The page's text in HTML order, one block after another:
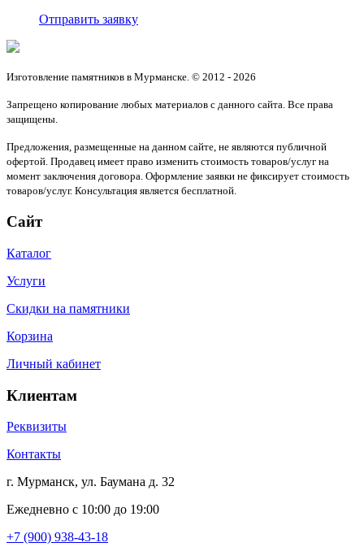
Отправить заявку
Изготовление памятников в Мурманске. © 2012 - 2026
Запрещено копирование любых материалов с данного сайта. Все права
защищены.
Предложения, размещенные на данном сайте, не являются публичной
офертой. Продавец имеет право изменить стоимость товаров/услуг на
момент заключения договора. Оформление заявки не фиксирует стоимость
товаров/услуг. Консультация является бесплатной.
Сайт
Каталог
Услуги
Скидки на памятники
Корзина
Личный кабинет
Клиентам
Реквизиты
Контакты
г. Мурманск, ул. Баумана д. 32
Ежедневно с 10:00 до 19:00
+7 (900) 938-43-18